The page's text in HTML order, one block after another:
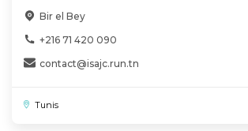
Bir el Bey
+216 71 420 090
contact@isajc.run.tn
Tunis